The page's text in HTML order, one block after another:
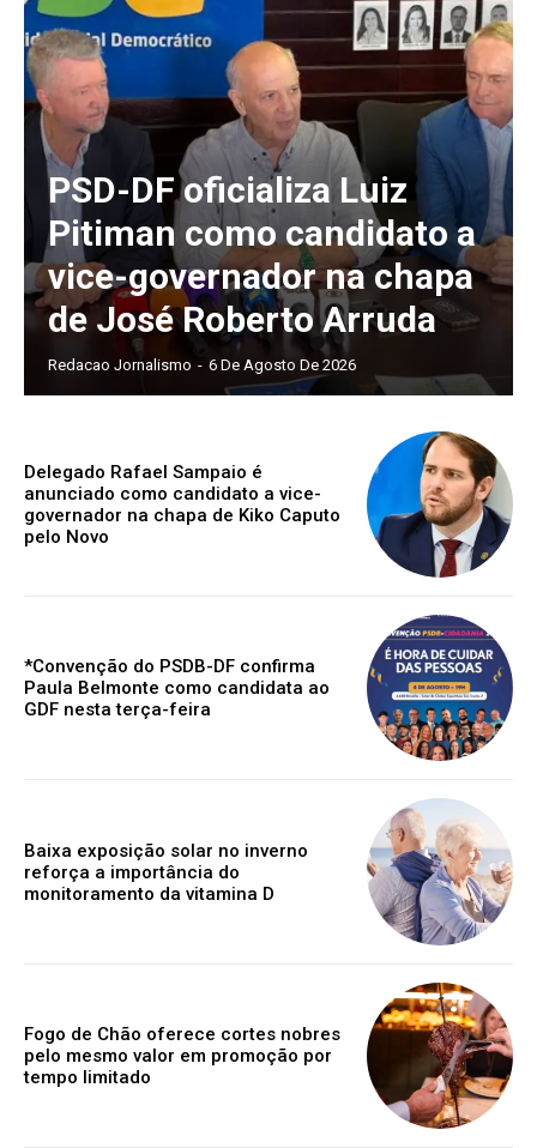
PSD-DF oficializa Luiz
Pitiman como candidato a
vice-governador na chapa
de José Roberto Arruda
Redacao Jornalismo - 6 De Agosto De 2026
Delegado Rafael Sampaio é
anunciado como candidato a vice-
governador na chapa de Kiko Caputo
pelo Novo
*Convenção do PSDB-DF confirma
Paula Belmonte como candidata ao
GDF nesta terça-feira
Baixa exposição solar no inverno
reforça a importância do
monitoramento da vitamina D
Fogo de Chão oferece cortes nobres
pelo mesmo valor em promoção por
tempo limitado